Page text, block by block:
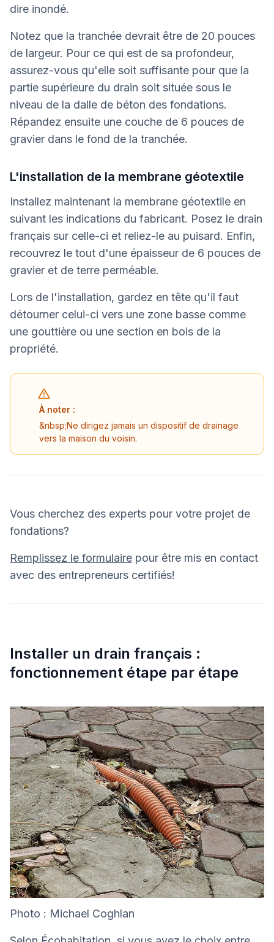
dire inondé.
Notez que la tranchée devrait être de 20 pouces
de largeur. Pour ce qui est de sa profondeur,
assurez-vous qu'elle soit suffisante pour que la
partie supérieure du drain soit située sous le
niveau de la dalle de béton des fondations.
Répandez ensuite une couche de 6 pouces de
gravier dans le fond de la tranchée.
L'installation de la membrane géotextile
Installez maintenant la membrane géotextile en
suivant les indications du fabricant. Posez le drain
français sur celle-ci et reliez-le au puisard. Enfin,
recouvrez le tout d'une épaisseur de 6 pouces de
gravier et de terre perméable.
Lors de l'installation, gardez en tête qu'il faut
détourner celui-ci vers une zone basse comme
une gouttière ou une section en bois de la
propriété.
À noter :
&nbsp;Ne dirigez jamais un dispositif de drainage
vers la maison du voisin.
Vous cherchez des experts pour votre projet de
fondations?
Remplissez le formulaire pour être mis en contact
avec des entrepreneurs certifiés!
Installer un drain français :
fonctionnement étape par étape
Photo : Michael Coghlan